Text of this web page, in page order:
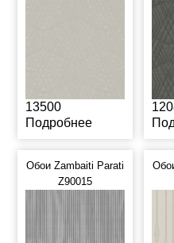
13500
Подробнее
Обои Zambaiti Parati
Z90015